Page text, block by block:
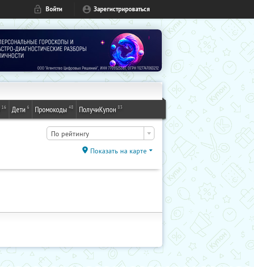
Войти Зарегистрироваться
16 Дети 6 Промокоды 48 ПолучиКупон 83
По рейтингу
Показать на карте